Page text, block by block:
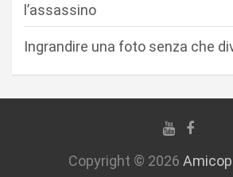
i
l’assassino
Ingrandire una foto senza che
Copyright © 2026